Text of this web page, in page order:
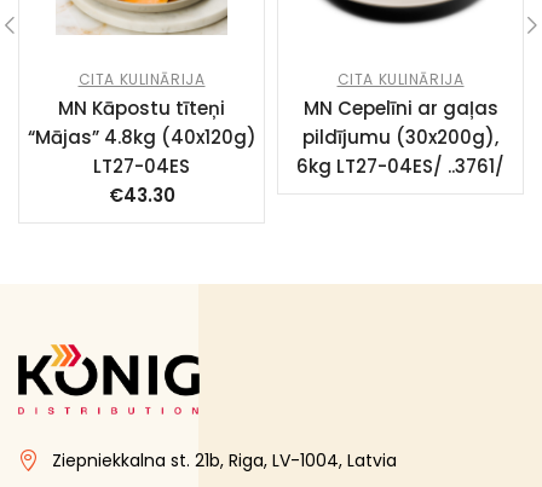
CITA KULINĀRIJA
MN Kāpostu tīteņi
“Mājas” 4.8kg (40x120g)
LT27-04ES
€43.30
CITA KULINĀRIJA
MN Cepelīni ar gaļas
pildījumu (30x200g),
6kg LT27-04ES/ ..3761/
Ziepniekkalna st. 21b, Riga, LV-1004, Latvia